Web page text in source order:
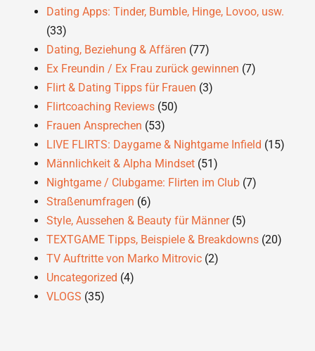
Dating Apps: Tinder, Bumble, Hinge, Lovoo, usw.
(33)
Dating, Beziehung & Affären (77)
Ex Freundin / Ex Frau zurück gewinnen (7)
Flirt & Dating Tipps für Frauen (3)
Flirtcoaching Reviews (50)
Frauen Ansprechen (53)
LIVE FLIRTS: Daygame & Nightgame Infield (15)
Männlichkeit & Alpha Mindset (51)
Nightgame / Clubgame: Flirten im Club (7)
Straßenumfragen (6)
Style, Aussehen & Beauty für Männer(5)
TEXTGAME Tipps, Beispiele & Breakdowns (20)
TV Auftritte von Marko Mitrovic (2)
Uncategorized (4)
VLOGS (35)